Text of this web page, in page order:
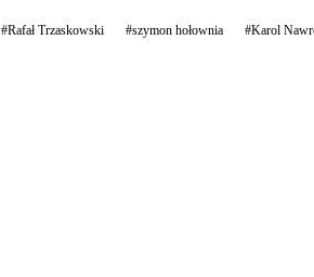
#Rafał Trzaskowski #szymon hołownia #Karol